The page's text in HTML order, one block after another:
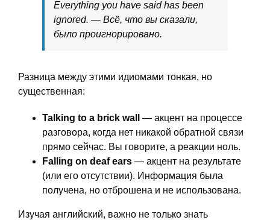
Everything you have said has been
ignored. — Всё, что вы сказали,
было проигнорировано.
Разница между этими идиомами тонкая, но
существенная:
Talking to a brick wall
— акцент на процессе
разговора, когда нет никакой обратной связи
прямо сейчас. Вы говорите, а реакции ноль.
Falling on deaf ears — акцент на результате
(или его отсутствии). Информация была
получена, но отброшена и не использована.
Изучая английский, важно не только знать